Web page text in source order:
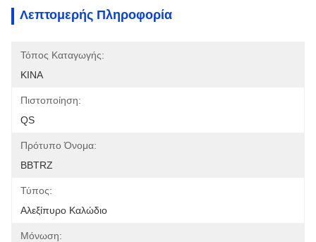
Λεπτομερής Πληροφορία
Τόπος Καταγωγής:
ΚΙΝΑ
Πιστοποίηση:
QS
Πρότυπο Όνομα:
BBTRZ
Τύπος:
Αλεξίπυρο Καλώδιο
Μόνωση: